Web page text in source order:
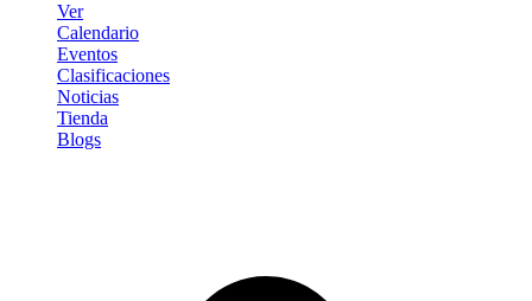
Ver
Calendario
Eventos
Clasificaciones
Noticias
Tienda
Blogs